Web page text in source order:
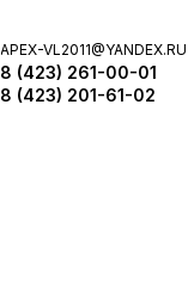
APEX-VL2011@YANDEX.RU
8 (423) 261-00-01
8 (423) 201-61-02